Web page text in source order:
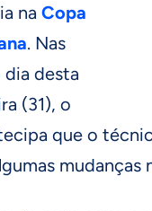
na Copa
. Nas
desta
(31), o
que o
mudanças